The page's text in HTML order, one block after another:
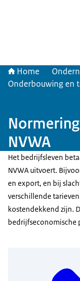
Home
Onderbouwing en
NVWA
Het bedrijfsleven
NVWA uitvoert.
en export, en bij
verschillende
kostendekkend zijn.
bedrijfseconomische